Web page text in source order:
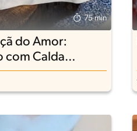
75 min
do Amor:
com Calda